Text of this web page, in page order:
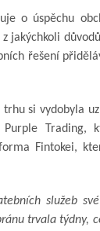
o úspěchu
jakýchkoli
řešení
si vydobyla
Trading,
Fintokei,
služeb
trvala týdny,